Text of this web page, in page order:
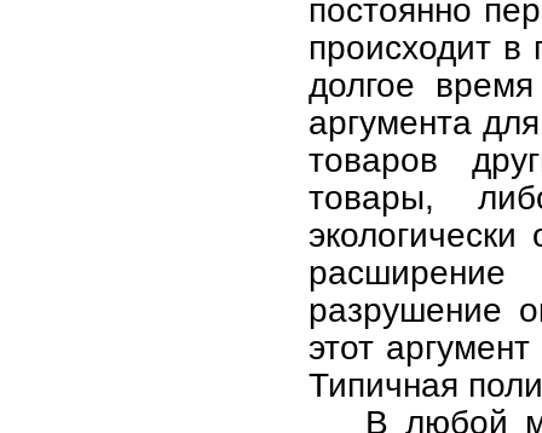
постоянно
про­исходит в
долгое
аргумента
товаров
товары,
разрушение
этот
Типичная
В любой